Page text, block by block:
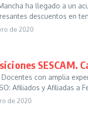
ha llegado a un
descuentos en
de 2020
SESCAM.
con amplia
Afiliados y Afiliadas
de 2020